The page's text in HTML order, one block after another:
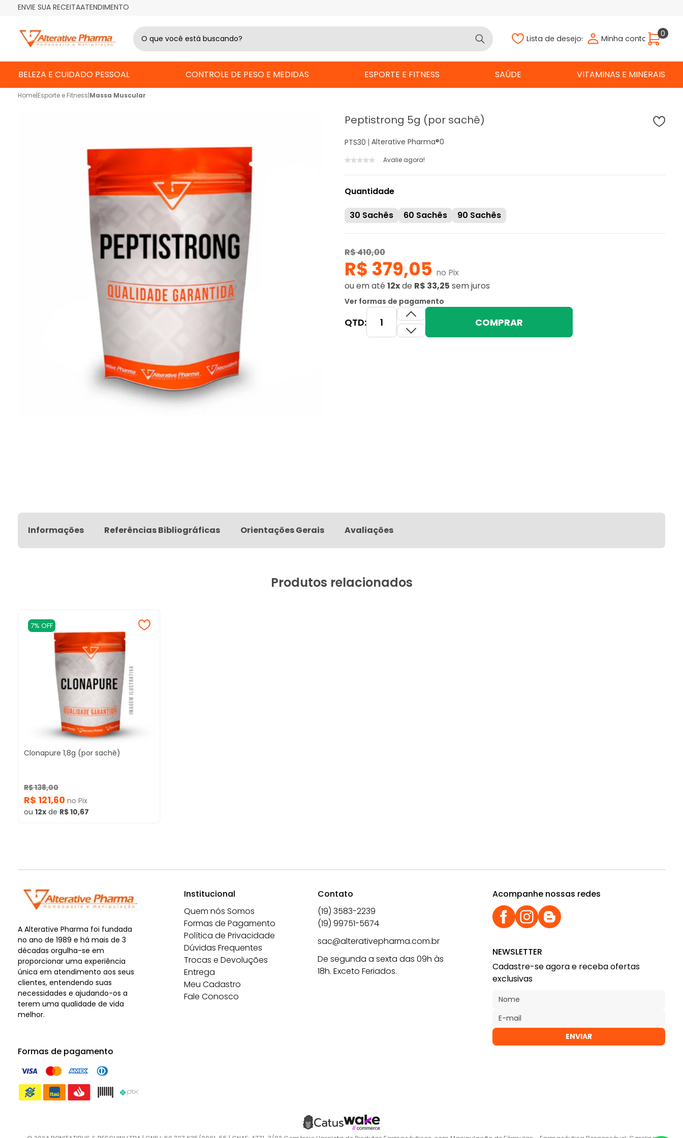
ENVIE SUA RECEITAATENDIMENTO
Lista de desejos Minha conta 0
BELEZA E CUIDADO PESSOAL CONTROLE DE PESO E MEDIDAS ESPORTE E FITNESS SAÚDE VITAMINAS E MINERAIS
Home|Esporte e Fitness|Massa Muscular
Peptistrong 5g (por sachê)
PTS30 Alterative Pharma®0
Avalie agora!
R$ 410,00
R$ 379,05 no Pix
ouem até 12xde R$ 33,25 sem juros
Ver formas de pagamento
Quantidade
30 Sachês 60 Sachês 90 Sachês
QTD: COMPRAR
Informações Referências Bibliográficas Orientações Gerais Avaliações
Produtos relacionados
7% OFF
Clonapure 1,8g (por sachê)
R$ 138,00
R$ 121,60 no Pix
ou 12x de R$ 10,67
A Alterative Pharma foi fundada
no ano de 1989 e há mais de 3
décadas orgulha-se em
proporcionar uma experiência
única em atendimento aos seus
clientes, entendendo suas
necessidades e ajudando-os a
terem uma qualidade de vida
melhor.
Formas de pagamento
Institucional
Quem nós Somos
Formas de Pagamento
Política de Privacidade
Dúvidas Frequentes
Trocas e Devoluções
Entrega
Meu Cadastro
Fale Conosco
Contato
(19) 3583-2239
(19) 99751-5674
sac@alterativepharma.com.br
De segunda a sexta das 09h às
18h. Exceto Feriados.
Acompanhe nossas redes
NEWSLETTER
Cadastre-se agora e receba ofertas
exclusivas
ENVIAR